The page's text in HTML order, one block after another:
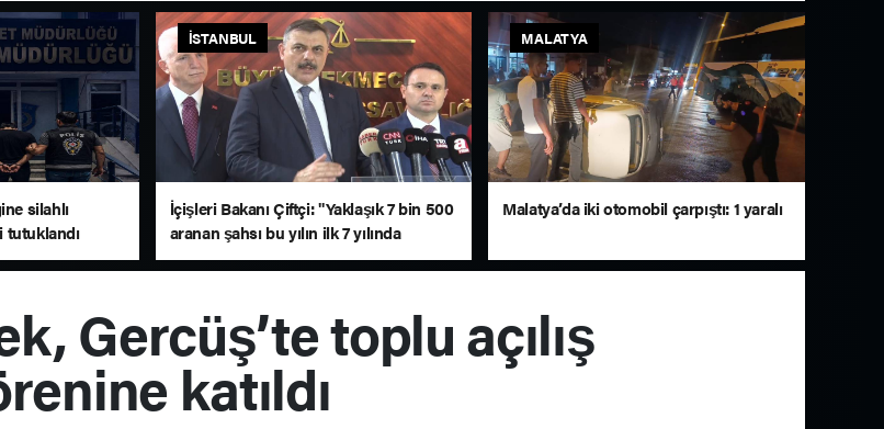
silahlı
tutuklandı
İSTANBUL
İçişleri Bakanı Çiftçi: "Yaklaşık 7 bin 500
aranan şahsı bu yılın ilk 7 yılında
yakalamış durumdayız"
MALATYA
Malatya’da iki otomobil çarpıştı: 1 yaralı
Gercüş’te toplu açılış
katıldı